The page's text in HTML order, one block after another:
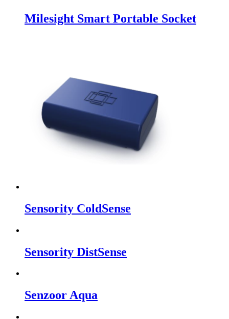
Milesight Smart Portable Socket
Sensority ColdSense
Sensority DistSense
Senzoor Aqua